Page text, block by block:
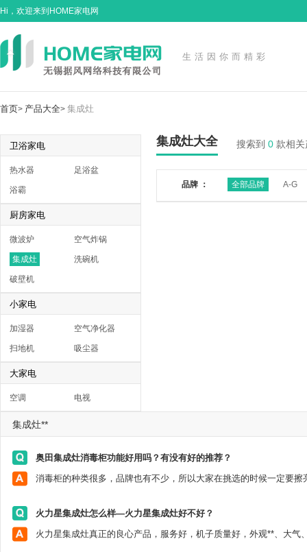
Hi，欢迎来到HOME家电网
生活因你而精彩
首页> 产品大全> 集成灶
卫浴家电
热水器 足浴盆
浴霸
厨房家电
微波炉 空气炸锅
集成灶 洗碗机
破壁机
小家电
加湿器 空气净化器
扫地机 吸尘器
大家电
空调 电视
集成灶大全 搜索到 0 款相关
品牌 ： 全部品牌 A-G
集成灶**
奥田集成灶消毒柜功能好用吗？有没有好的推荐？
火力星集成灶怎么样—火力星集成灶好不好？